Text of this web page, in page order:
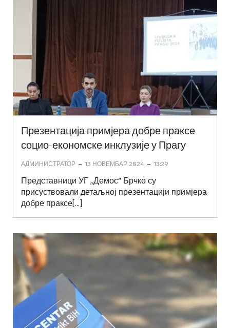
Презентација примјера добре праксе
социо-економске инклузије у Прагу
АДМИНИСТРАТОР - 13 НОВЕМБАР 2024 - 13:29
Представници УГ „Демос“ Брчко су
присуствовали детаљној презентацији примјера
добре праксе[…]